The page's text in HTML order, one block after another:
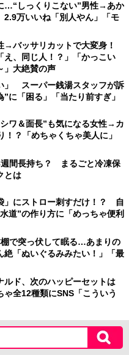
…“しっくりこない”男性→あか
万いいね「別人やん」「モ
→バッサリカットで大変身！
え、同じ人！？」「かっこい
」大絶賛の声
」 スーパー銭湯スタッフが訴
に「困る」「当たり前すぎ」
ワ＆面長”も気になる女性→カ
！？「めちゃくちゃ美人に」
間長持ち？ まるごと冷凍保
とは
」にストロー刺すだけ！？ 自
道”の作り方に「めっちゃ便利
で突っ伏して眠る…あまりの
絶「ぬいぐるみみたい！」「最
ルド、次のハッピーセットは
全12種類にSNS「こういう